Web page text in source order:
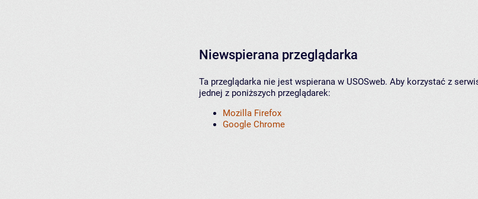
Niewspierana przeglądarka
Ta przeglądarka nie jest wspierana w USOSweb. Aby korzystać z
jednej z poniższych przeglądarek:
Mozilla Firefox
Google Chrome